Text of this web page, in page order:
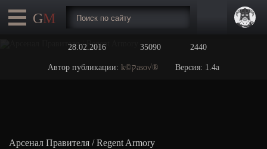
28.02.2016 35090 2440
Автор публикации: k©קaso√® Версия: 1.4а
Арсенал Правителя / Regent Armory